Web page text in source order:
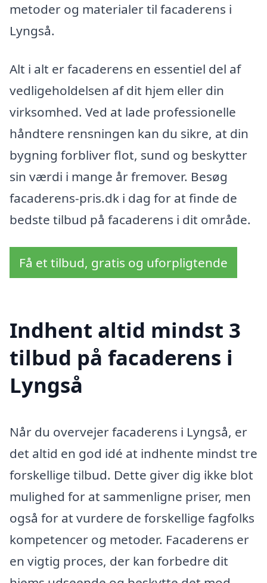
metoder og materialer til facaderens i
Lyngså.
Alt i alt er facaderens en essentiel del af
vedligeholdelsen af dit hjem eller din
virksomhed. Ved at lade professionelle
håndtere rensningen kan du sikre, at din
bygning forbliver flot, sund og beskytter
sin værdi i mange år fremover. Besøg
facaderens-pris.dk i dag for at finde de
bedste tilbud på facaderens i dit område.
Få et tilbud, gratis og uforpligtende
Indhent altid mindst 3
tilbud på facaderens i
Lyngså
Når du overvejer facaderens i Lyngså, er
det altid en god idé at indhente mindst tre
forskellige tilbud. Dette giver dig ikke blot
mulighed for at sammenligne priser, men
også for at vurdere de forskellige fagfolks
kompetencer og metoder. Facaderens er
en vigtig proces, der kan forbedre dit